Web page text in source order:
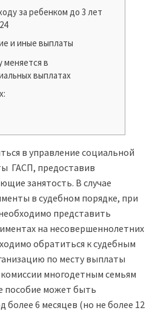
за ребенком до 3 лет
и иные выплаты
меняется в
выплатах
в управление социальной
ГАСП, предоставив
занятость. В случае
в судебном порядке, при
представить
на несовершеннолетних
обратиться к судебным
по месту выплаты
многодетным семьям
пособие может быть
более 6 месяцев (но не более 12